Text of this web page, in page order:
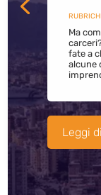
Ma
fate a
alcune
Leggi